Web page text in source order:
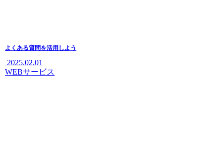
よくある質問を活用しよう
2025.02.01
WEBサービス